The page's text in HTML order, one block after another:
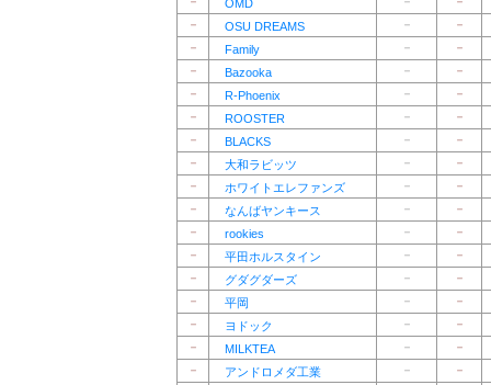
OMD
－
OSU DREAMS －
－
－
Family －
－
－
Bazooka －
－
－
R-Phoenix －
－
－
ROOSTER －
－
－
BLACKS －
－
－
大和ラビッツ －
－
－
ホワイトエレファンズ －
－
－
なんばヤンキース －
－
－
rookies －
－
－
平田ホルスタイン －
－
－
グダグダーズ －
－
－
平岡 －
－
－
ヨドック －
－
－
MILKTEA －
－
－
アンドロメダ工業 －
－